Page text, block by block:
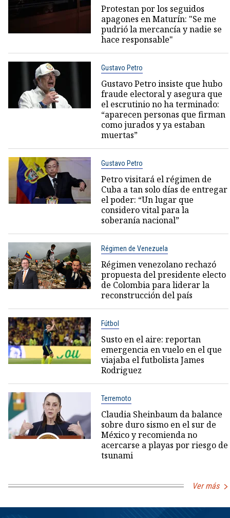
Protestan por los seguidos
apagones en Maturín: "Se me
pudrió la mercancía y nadie se
hace responsable"
Gustavo Petro
Gustavo Petro insiste que hubo
fraude electoral y asegura que
el escrutinio no ha terminado:
“aparecen personas que firman
como jurados y ya estaban
muertas”
Gustavo Petro
Petro visitará el régimen de
Cuba a tan solo días de entregar
el poder: “Un lugar que
considero vital para la
soberanía nacional”
Régimen de Venezuela
Régimen venezolano rechazó
propuesta del presidente electo
de Colombia para liderar la
reconstrucción del país
Fútbol
Susto en el aire: reportan
emergencia en vuelo en el que
viajaba el futbolista James
Rodriguez
Terremoto
Claudia Sheinbaum da balance
sobre duro sismo en el sur de
México y recomienda no
acercarse a playas por riesgo de
tsunami
Ver más